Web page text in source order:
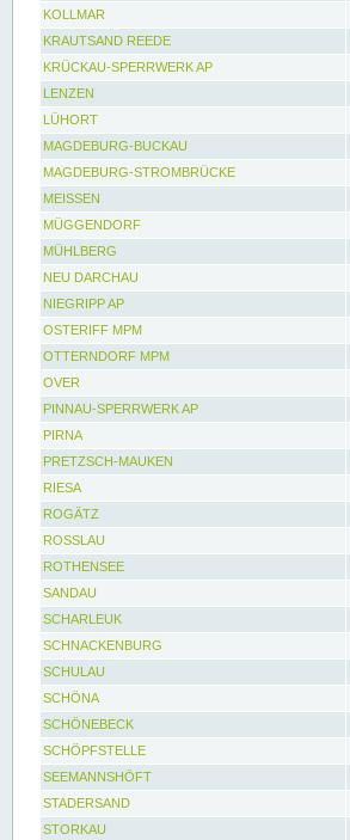
KOLLMAR
KRAUTSAND REEDE
KRÜCKAU-SPERRWERK AP
LENZEN
LÜHORT
MAGDEBURG-BUCKAU
MAGDEBURG-STROMBRÜCKE
MEISSEN
MÜGGENDORF
MÜHLBERG
NEU DARCHAU
NIEGRIPP AP
OSTERIFF MPM
OTTERNDORF MPM
OVER
PINNAU-SPERRWERK AP
PIRNA
PRETZSCH-MAUKEN
RIESA
ROGÄTZ
ROSSLAU
ROTHENSEE
SANDAU
SCHARLEUK
SCHNACKENBURG
SCHULAU
SCHÖNA
SCHÖNEBECK
SCHÖPFSTELLE
SEEMANNSHÖFT
STADERSAND
STORKAU